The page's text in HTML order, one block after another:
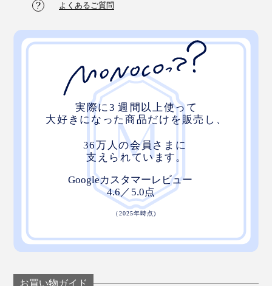
よくあるご質問
お買い物ガイド